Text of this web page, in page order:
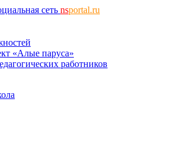
сеть nsportal.ru
«Алые паруса»
работников